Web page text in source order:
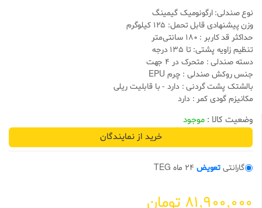
ت
ا
ز
د
ی
0
.
0
0
5
ب
ا
س
ی
نوع صندلی: ارگونومیک گیمینگ
وزن پیشنهادی قابل تحمل: 125 کیلوگرم
حداکثر قد کاربر : 180 سانتی‌متر
تنظیم زاویه پشتی: تا 135 درجه
دسته صندلی : متحرک در 4 جهت
جنس روکش صندلی : چرم EPU
بالشتک پشت گردنی : دارد - با قابلیت ریلی
مکانیزم گودی کمر : دارد
وضعیت کالا : موجود
خرید از نمایندگان
گارانتی تعویض
81,900,000 تومان